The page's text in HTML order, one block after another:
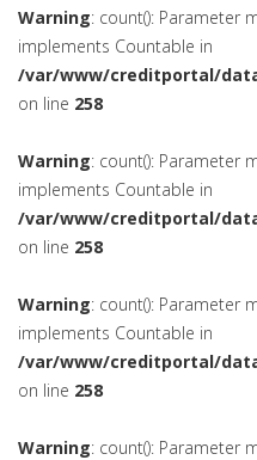
Warning: count(): Parameter
implements Countable in
/var/www/creditportal/
on line 258
Warning: count(): Parameter
implements Countable in
/var/www/creditportal/
on line 258
Warning: count(): Parameter
implements Countable in
/var/www/creditportal/
on line 258
Warning: count(): Parameter